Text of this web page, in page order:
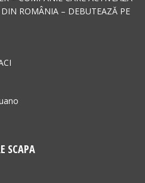
ROMÂNIA – DEBUTEAZĂ PE
SCAPA